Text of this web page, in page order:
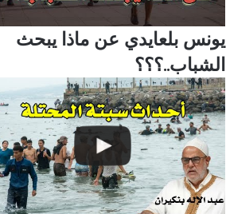
يونس بلعايدي عن ماذا يبحث
الشباب..؟؟؟